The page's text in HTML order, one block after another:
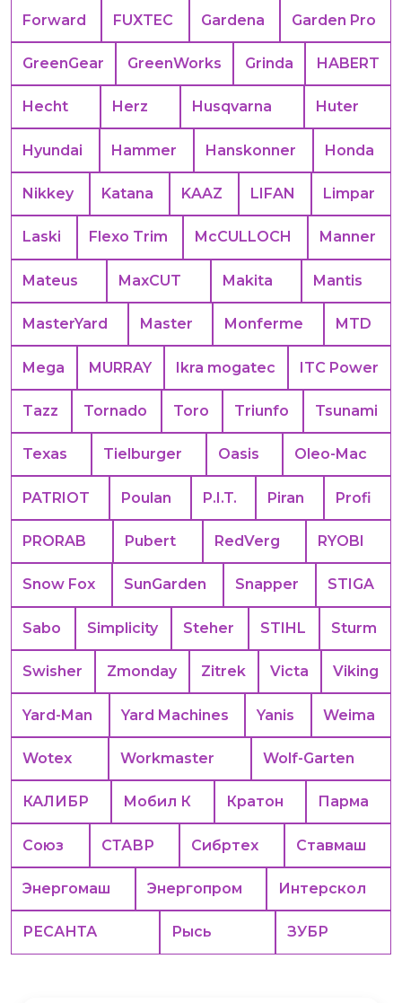
Forward FUXTEC Gardena Garden Pro
GreenGear GreenWorks Grinda HABERT
Hecht Herz Husqvarna Huter
Hyundai Hammer Hanskonner Honda
Nikkey Katana KAAZ LIFAN Limpar
Laski Flexo Trim McCULLOCH Manner
Mateus MaxCUT Makita Mantis
MasterYard Master Monferme MTD
Mega MURRAY Ikra mogatec ITC Power
Tazz Tornado Toro Triunfo Tsunami
Texas Tielburger Oasis Oleo-Mac
PATRIOT Poulan P.I.T. Piran Profi
PRORAB Pubert RedVerg RYOBI
Snow Fox SunGarden Snapper STIGA
Sabo Simplicity Steher STIHL Sturm
Swisher Zmonday Zitrek Victa Viking
Yard-Man Yard Machines Yanis Weima
Wotex Workmaster Wolf-Garten
КАЛИБР Мобил К Кратон Парма
Союз СТАВР Сибртех Ставмаш
Энергомаш Энергопром Интерскол
РЕСАНТА Рысь ЗУБР